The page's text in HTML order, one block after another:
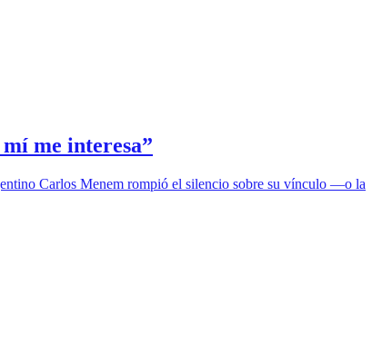
me interesa”
Carlos Menem rompió el silencio sobre su vínculo —o la